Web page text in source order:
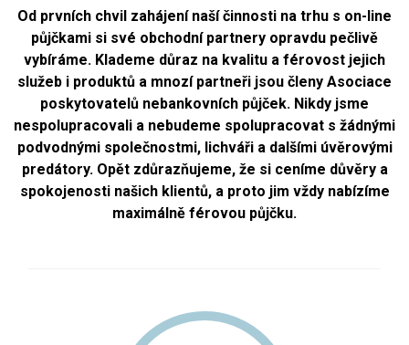
Od prvních chvil zahájení naší činnosti na trhu s on-line
půjčkami si své obchodní partnery opravdu pečlivě
vybíráme. Klademe důraz na kvalitu a férovost jejich
služeb i produktů a mnozí partneři jsou členy Asociace
poskytovatelů nebankovních půjček. Nikdy jsme
nespolupracovali a nebudeme spolupracovat s žádnými
podvodnými společnostmi, lichváři a dalšími úvěrovými
predátory. Opět zdůrazňujeme, že si ceníme důvěry a
spokojenosti našich klientů, a proto jim vždy nabízíme
maximálně férovou půjčku.